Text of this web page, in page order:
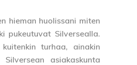
hieman huolissani miten
pukeutuvat Silversealla.
turhaa, ainakin
Silversean asiakaskunta